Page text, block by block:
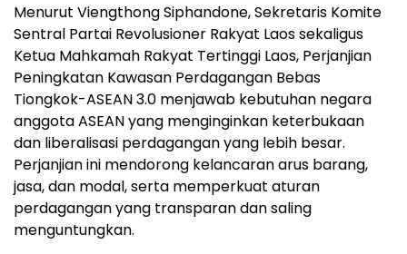
Menurut Viengthong Siphandone, Sekretaris Komite
Sentral Partai Revolusioner Rakyat Laos sekaligus
Ketua Mahkamah Rakyat Tertinggi Laos, Perjanjian
Peningkatan Kawasan Perdagangan Bebas
Tiongkok-ASEAN 3.0 menjawab kebutuhan negara
anggota ASEAN yang menginginkan keterbukaan
dan liberalisasi perdagangan yang lebih besar.
Perjanjian ini mendorong kelancaran arus barang,
jasa, dan modal, serta memperkuat aturan
perdagangan yang transparan dan saling
menguntungkan.